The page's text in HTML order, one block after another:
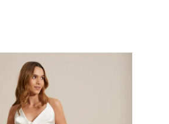
en la dirección